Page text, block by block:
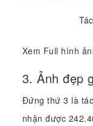
Xem Full hình
3. Ảnh đẹp
Đứng thứ 3 là
nhận được